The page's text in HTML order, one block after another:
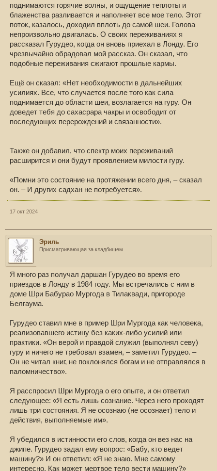
поднимаются горячие волны, и ощущение теплоты и
блаженства разливается и наполняет все мое тело. Этот
поток, казалось, доходил вплоть до самой шеи. Голова
непроизвольно двигалась. О своих переживаниях я
рассказал Гурудео, когда он вновь приехал в Лонду. Его
чрезвычайно обрадовал мой рассказ. Он сказал, что
подобные переживания сжигают прошлые кармы.
Ещё он сказал: «Нет необходимости в дальнейших
усилиях. Все, что случается после того как сила
поднимается до области шеи, возлагается на гуру. Он
доведет тебя до сахасрара чакры и освободит от
последующих перерождений и связанности».
Также он добавил, что спектр моих переживаний
расширится и они будут проявлением милости гуру.
«Помни это состояние на протяжении всего дня, – сказал
он. – И других садхан не потребуется».
17 окт 2024
Эриль
Присматривающая за кладбищем
Я много раз получал даршан Гурудео во время его
приездов в Лонду в 1984 году. Мы встречались с ним в
доме Шри Бабурао Мургода в Тилаквади, пригороде
Белгаума.
Гурудео ставил мне в пример Шри Мургода как человека,
реализовавшего истину без каких-либо усилий или
практики. «Он верой и правдой служил (выполнял севу)
гуру и ничего не требовал взамен, – заметил Гурудео. –
Он не читал книг, не поклонялся богам и не отправлялся в
паломничество».
Я расспросил Шри Мургода о его опыте, и он ответил
следующее: «Я есть лишь сознание. Через него проходят
лишь три состояния. Я не осознаю (не осознает) тело и
действия, выполняемые им».
Я убедился в истинности его слов, когда он вез нас на
джипе. Гурудео задал ему вопрос: «Бабу, кто ведет
машину?» И он ответил: «Я не знаю. Мне самому
интересно. Как может мертвое тело вести машину?»